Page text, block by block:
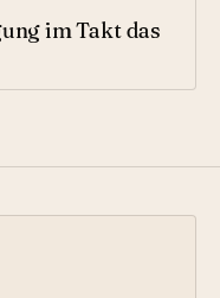
im Takt das